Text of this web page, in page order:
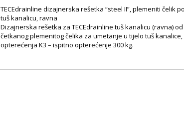
TECEdrainline dizajnerska rešetka “steel II”, plemeniti čelik
tuš kanalicu, ravna
Dizajnerska rešetka za TECEdrainline tuš kanalicu (ravna)
četkanog plemenitog čelika za umetanje u tijelo tuš
opterećenja K3 – ispitno opterećenje 300 kg.